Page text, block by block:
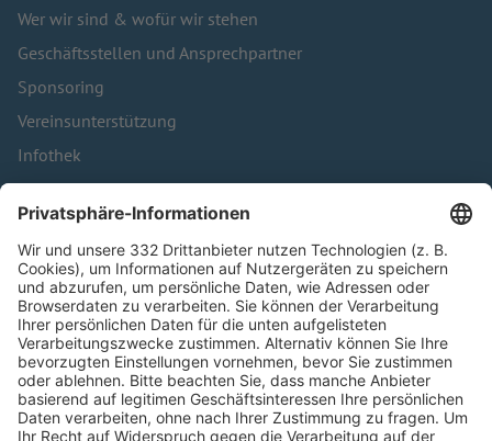
Wer wir sind & wofür wir stehen
Geschäftsstellen und Ansprechpartner
Sponsoring
Vereinsunterstützung
Infothek
Kontakt
HÄUFIG BESUCHTE SEITEN
Pässe und Vereinswechsel
Trainerausbildung
Schulungsangebot Vereinsmitarbeiter
BFV-Geschäftsstellen
Trainerbörse